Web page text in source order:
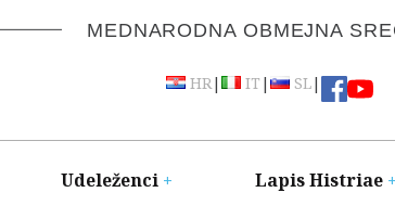
MEDNARODNA OBMEJNA
HR| IT | SL|
Udeleženci Lapis Histriae